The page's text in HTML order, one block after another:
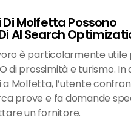
Molfetta Possono
AI Search
è particolarmente utile
di prossimità e turismo. In
Molfetta, l’utente
prove e fa domande
un fornitore.